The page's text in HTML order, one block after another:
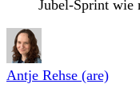
Jubel-Sprint wie
Antje Rehse (are)